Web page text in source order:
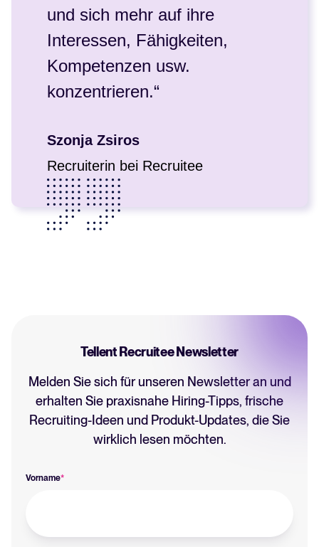
und sich mehr auf ihre
Interessen, Fähigkeiten,
Kompetenzen usw.
konzentrieren.“
Szonja Zsiros
Recruiterin bei Recruitee
Tellent Recruitee Newsletter
Melden Sie sich für unseren Newsletter an und
erhalten Sie praxisnahe Hiring-Tipps, frische
Recruiting-Ideen und Produkt-Updates, die Sie
wirklich lesen möchten.
Vorname*